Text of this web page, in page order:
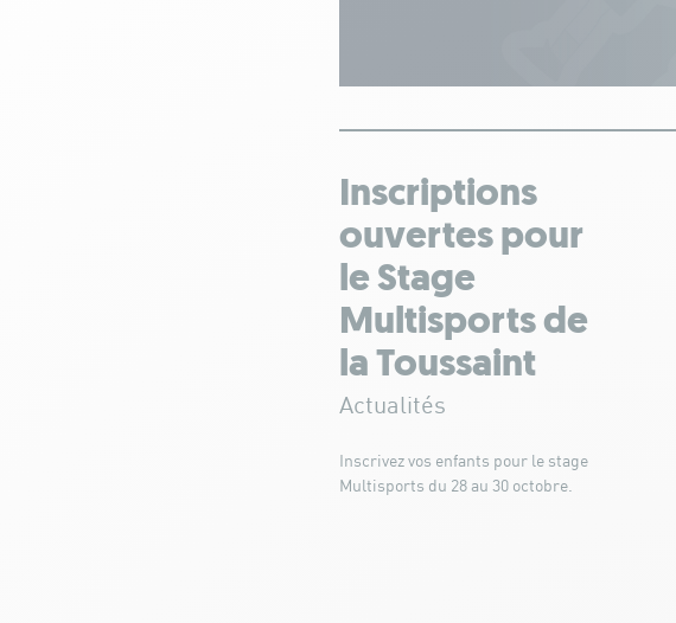
Inscriptions
ouvertes pour
le Stage
Multisports de
la Toussaint
Actualités
Inscrivez vos enfants pour le stage
Multisports du 28 au 30 octobre.